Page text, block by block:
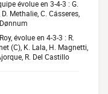
évolue en 3-4-3 : G.
Methalie, C. Cásseres,
évolue en 4-3-3 : R.
(C), K. Lala, H. Magnetti,
R. Del Castillo